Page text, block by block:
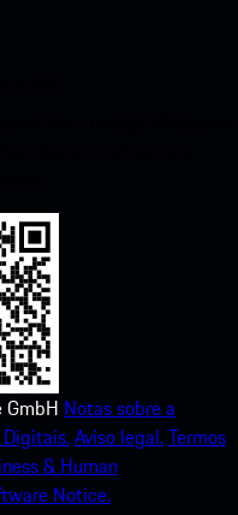
GmbH Notas sobre a
Digitais.Aviso legal.Termos
& Human
Notice.